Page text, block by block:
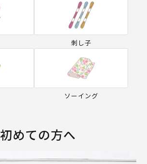
刺し子
ソーイング
初めての方へ